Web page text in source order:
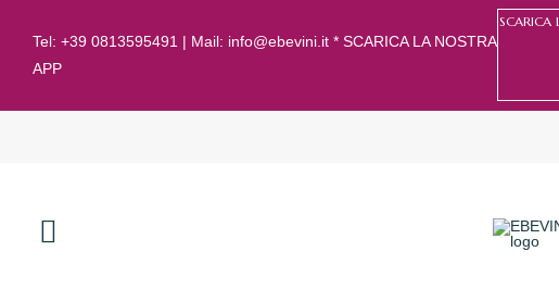
Tel: +39 0813595491 | Mail: info@ebevini.it * SCARICA LA NOSTRA
APP